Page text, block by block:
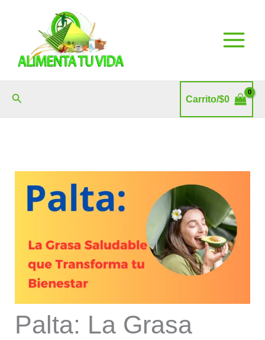
Buscar Carrito/$0
Palta: La Grasa